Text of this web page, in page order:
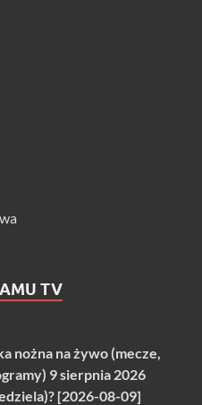
TV
nożna na żywo (mecze,
9 sierpnia 2026
[2026-08-09]